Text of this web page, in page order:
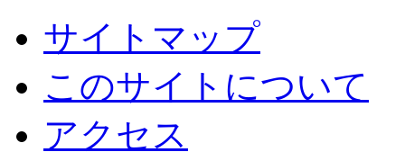
サイトマップ
このサイトについて
アクセス